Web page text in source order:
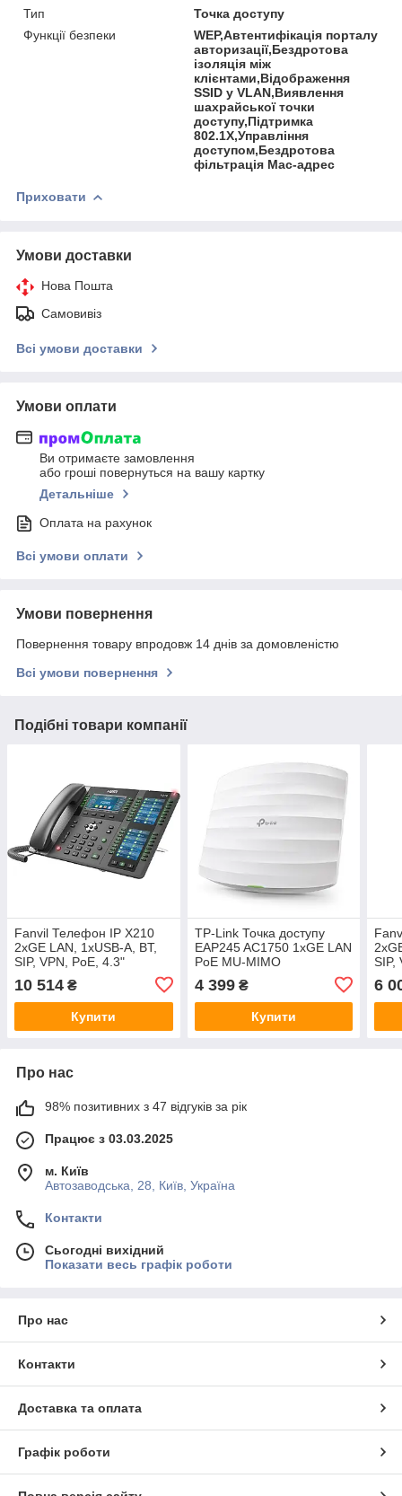
Тип
Точка доступу
Функції безпеки
WEP,Автентифікація порталу
авторизації,Бездротова
ізоляція між
клієнтами,Відображення
SSID у VLAN,Виявлення
шахрайської точки
доступу,Підтримка
802.1X,Управління
доступом,Бездротова
фільтрація Mac-адрес
Приховати
Умови доставки
Нова Пошта
Самовивіз
Всі умови доставки
Умови оплати
Ви отримаєте замовлення
або гроші повернуться на вашу картку
Детальніше
Оплата на рахунок
Всі умови оплати
Умови повернення
Повернення товару впродовж 14 днів за домовленістю
Всі умови повернення
Подібні товари компанії
Fanvil Телефон IP X210
2xGE LAN, 1xUSB-A, BT,
SIP, VPN, PoE, 4.3"
кольоровий екран, до 106
DSS клавіш
10 514 ₴
Купити
TP-Link Точка доступу
EAP245 AC1750 1xGE LAN
PoE MU-MIMO
4 399₴
Купити
SIP,
6
Про нас
98% позитивних з 47 відгуків за рік
Працює з 03.03.2025
м. Київ
Автозаводська, 28, Київ, Україна
Контакти
Сьогодні вихідний
Показати весь графік роботи
Про нас
Контакти
Доставка та оплата
Графік роботи